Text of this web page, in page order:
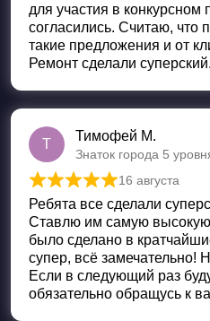
для участия в конкурсном
согласились. Считаю, что
такие предложения и от
Ремонт сделали суперский.
Т
Тимофей М.
Знаток города 5
Оценка5 из 5
16 августа
Ребята все сделали
Ставлю им самую высокую
было сделано в
супер, всё замечательно!
Если в следующий раз
обязательно обращусь к